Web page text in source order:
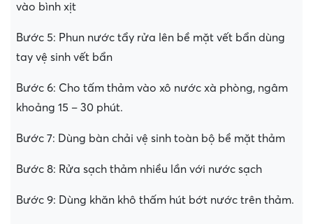
vào bình xịt
Bước 5: Phun nước tẩy rửa lên bề mặt vết bẩn dùng
tay vệ sinh vết bẩn
Bước 6: Cho tấm thảm vào xô nước xà phòng, ngâm
khoảng 15 – 30 phút.
Bước 7: Dùng bàn chải vệ sinh toàn bộ bề mặt thảm
Bước 8: Rửa sạch thảm nhiều lần với nước sạch
Bước 9: Dùng khăn khô thấm hút bớt nước trên thảm.